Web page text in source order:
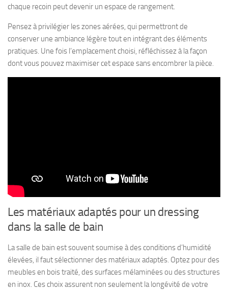
chaque recoin peut devenir un espace de rangement.
Pensez à privilégier les zones aérées, qui permettront de
conserver une ambiance légère tout en intégrant des éléments
pratiques. Une fois l’emplacement choisi, réfléchissez à la façon
dont vous pouvez maximiser cet espace sans encombrer la pièce.
Les matériaux adaptés pour un dressing
dans la salle de bain
La salle de bain est souvent soumise à des conditions d’humidité
élevées, il faut sélectionner des matériaux adaptés. Optez pour des
meubles en bois traité, des surfaces mélaminées ou des structures
en inox. Ces choix assurent non seulement la longévité de votre